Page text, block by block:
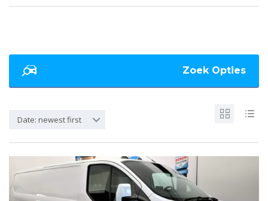
Zoek Opties
Date: newest first
4